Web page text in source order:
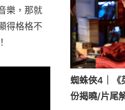
樂，那就
得格格不
蜘蛛俠4｜《
份揭曉/片尾